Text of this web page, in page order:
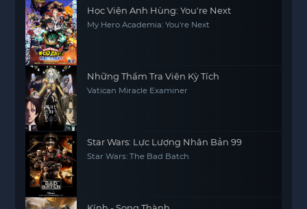
Học Viện Anh Hùng: You're Next
My Hero Academia: You're Next
Những Thẩm Tra Viên Kỳ Tích
Vatican Miracle Examiner
Star Wars: Lực Lượng Nhân Bản 99
Star Wars: The Bad Batch